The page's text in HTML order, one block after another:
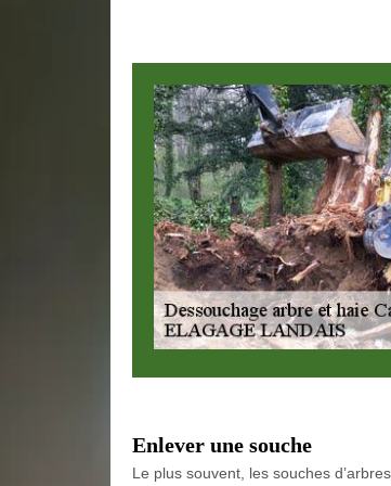
Enlever une souche
Le plus souvent, les souches